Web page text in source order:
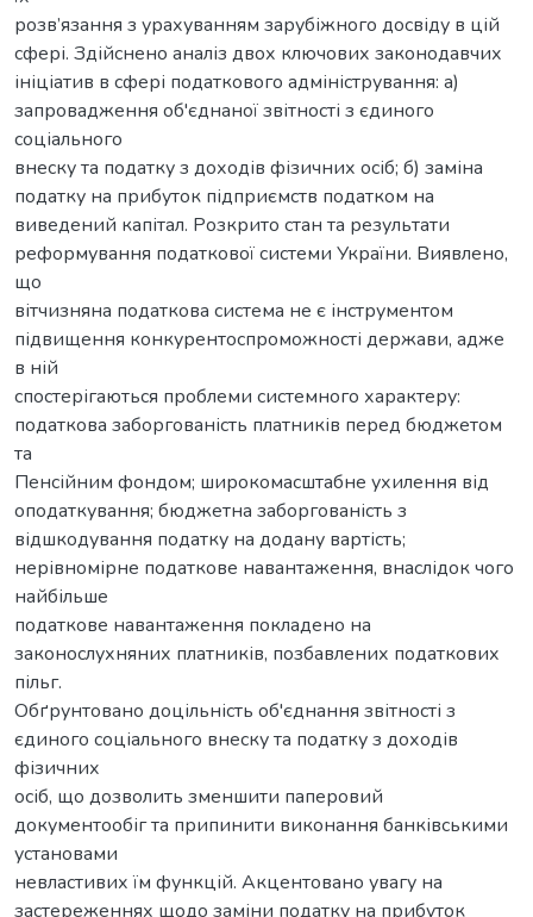
розв’язання з урахуванням зарубіжного досвіду в цій
сфері. Здійснено аналіз двох ключових законодавчих
ініціатив в сфері податкового адміністрування: а)
запровадження об'єднаної звітності з єдиного
соціального
внеску та податку з доходів фізичних осіб; б) заміна
податку на прибуток підприємств податком на
виведений капітал. Розкрито стан та результати
реформування податкової системи України. Виявлено,
що
вітчизняна податкова система не є інструментом
підвищення конкурентоспроможності держави, адже
в ній
спостерігаються проблеми системного характеру:
податкова заборгованість платників перед бюджетом
та
Пенсійним фондом; широкомасштабне ухилення від
оподаткування; бюджетна заборгованість з
відшкодування податку на додану вартість;
нерівномірне податкове навантаження, внаслідок чого
найбільше
податкове навантаження покладено на
законослухняних платників, позбавлених податкових
пільг.
Обґрунтовано доцільність об'єднання звітності з
єдиного соціального внеску та податку з доходів
фізичних
осіб, що дозволить зменшити паперовий
документообіг та припинити виконання банківськими
установами
невластивих їм функцій. Акцентовано увагу на
застереженнях щодо заміни податку на прибуток